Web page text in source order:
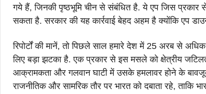
गये हैं, जिनकी पृष्ठभूमि चीन से संबंधित है. ये एप जिस
सकता है. सरकार की यह कार्रवाई बेहद अहम है क्योंकि एप
रिपोर्टों की मानें, तो पिछले साल हमारे देश में 25 अरब से
लिए बड़ा झटका है. एक प्रकार से इस मसले को क्षेत्रीय
आक्रामकता और गलवान घाटी में उसके हमलावर होने के
राजनीतिक और सामरिक तौर पर भारत को दबाता रहे, ताकि